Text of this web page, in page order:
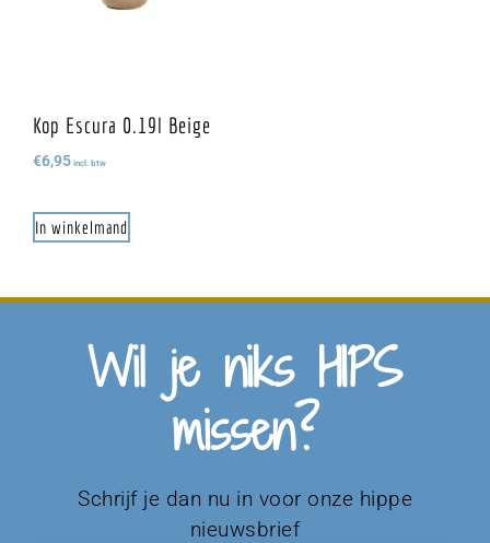
Kop Escura 0.19l Beige
€6,95 incl. btw
In winkelmand
Wil je niks HIPS
missen?
Schrijf je dan nu in voor onze hippe
nieuwsbrief